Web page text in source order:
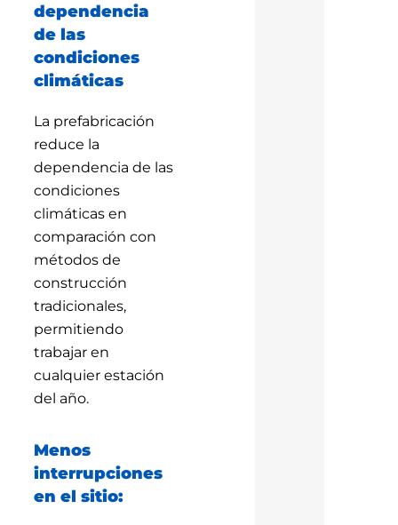
dependencia
de las
condiciones
climáticas
La prefabricación
reduce la
dependencia de las
condiciones
climáticas en
comparación con
métodos de
construcción
tradicionales,
permitiendo
trabajar en
cualquier estación
del año.
Menos
interrupciones
en el sitio: